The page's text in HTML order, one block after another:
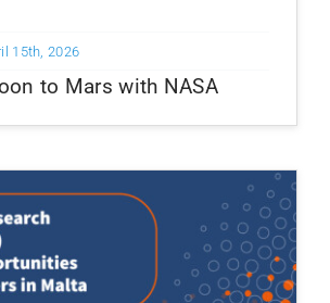
15th, 2026
to Mars with NASA